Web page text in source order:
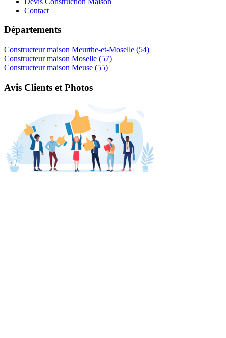
Contact
Départements
Constructeur maison Meurthe-et-Moselle (54)
Constructeur maison Moselle (57)
Constructeur maison Meuse (55)
Avis Clients et Photos